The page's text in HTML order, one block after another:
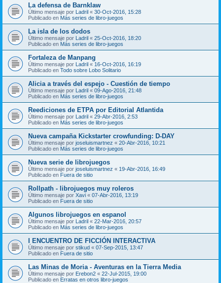
La defensa de Barnklaw
Último mensaje por Ladril « 30-Oct-2016, 15:28
Publicado en Más series de libro-juegos
La isla de los dodos
Último mensaje por Ladril « 25-Oct-2016, 18:20
Publicado en Más series de libro-juegos
Fortaleza de Manpang
Último mensaje por Ladril « 16-Oct-2016, 16:19
Publicado en Todo sobre Lobo Solitario
Alicia a través del espejo - Cuestión de tiempo
Último mensaje por Ladril « 09-Ago-2016, 21:48
Publicado en Más series de libro-juegos
Reediciones de ETPA por Editorial Atlantida
Último mensaje por Ladril « 29-Abr-2016, 2:53
Publicado en Más series de libro-juegos
Nueva campaña Kickstarter crowfunding: D-DAY
Último mensaje por joseluismartnez « 20-Abr-2016, 10:21
Publicado en Más series de libro-juegos
Nueva serie de librojuegos
Último mensaje por joseluismartnez « 19-Abr-2016, 16:49
Publicado en Fuera de sitio
Rollpath - librojuegos muy roleros
Último mensaje por Xavi « 07-Abr-2016, 13:19
Publicado en Fuera de sitio
Algunos librojuegos en espanol
Último mensaje por Ladril « 22-Mar-2016, 20:57
Publicado en Más series de libro-juegos
I ENCUENTRO DE FICCIÓN INTERACTIVA
Último mensaje por stikud « 07-Sep-2015, 13:47
Publicado en Fuera de sitio
Las Minas de Moria - Aventuras en la Tierra Media
Último mensaje por Erebon2 « 22-Jul-2015, 19:00
Publicado en Erratas en otros libro-juegos